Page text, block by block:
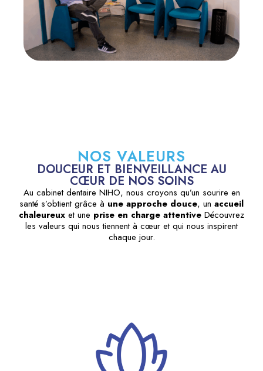
NOS VALEURS
DOUCEUR ET BIENVEILLANCE AU
CŒUR DE NOS SOINS
Au cabinet dentaire NIHO, nous croyons qu’un sourire en
santé s’obtient grâce à une approche douce, un accueil
chaleureux et une prise en charge attentive Découvrez
les valeurs qui nous tiennent à cœur et qui nous inspirent
chaque jour.
Nous avons conçu notre cabinet pour qu'il soit un lieu de
réconfort, où vous vous sentez accueilli et en
confiance dès votre arrivée.
Nous croyons en une communication ouverte et transparente